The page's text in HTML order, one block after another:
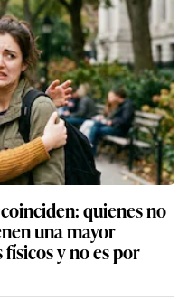
quienes no
una mayor
y no es por